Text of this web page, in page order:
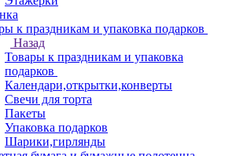
к праздникам и упаковка подарков
Назад
Товары к праздникам и упаковка
подарков
Календари,открытки,конверты
Свечи для торта
Пакеты
Упаковка подарков
Шарики,гирлянды